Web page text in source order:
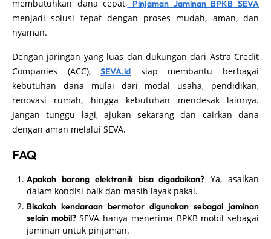
membutuhkan dana cepat, Pinjaman Jaminan BPKB SEVA
menjadi solusi tepat dengan proses mudah, aman, dan
nyaman.
Dengan jaringan yang luas dan dukungan dari Astra Credit
Companies (ACC),SEVA.id siap membantu berbagai
kebutuhan dana mulai dari modal usaha, pendidikan,
renovasi rumah, hingga kebutuhan mendesak lainnya.
Jangan tunggu lagi, ajukan sekarang dan cairkan dana
dengan aman melalui SEVA.
FAQ
Apakah barang elektronik bisa digadaikan? Ya, asalkan
dalam kondisi baik dan masih layak pakai.
Bisakah kendaraan bermotor digunakan sebagai jaminan
selain mobil?SEVA hanya menerima BPKB mobil sebagai
jaminan untuk pinjaman.